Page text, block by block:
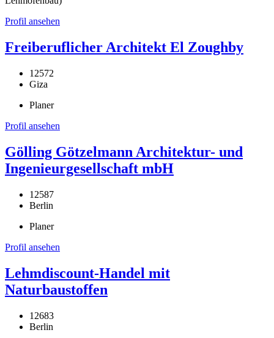
Profil ansehen
Freiberuflicher Architekt El Zoughby
12572
Giza
Planer
Profil ansehen
Gölling Götzelmann Architektur- und
Ingenieurgesellschaft mbH
12587
Berlin
Planer
Profil ansehen
Lehmdiscount-Handel mit
Naturbaustoffen
12683
Berlin